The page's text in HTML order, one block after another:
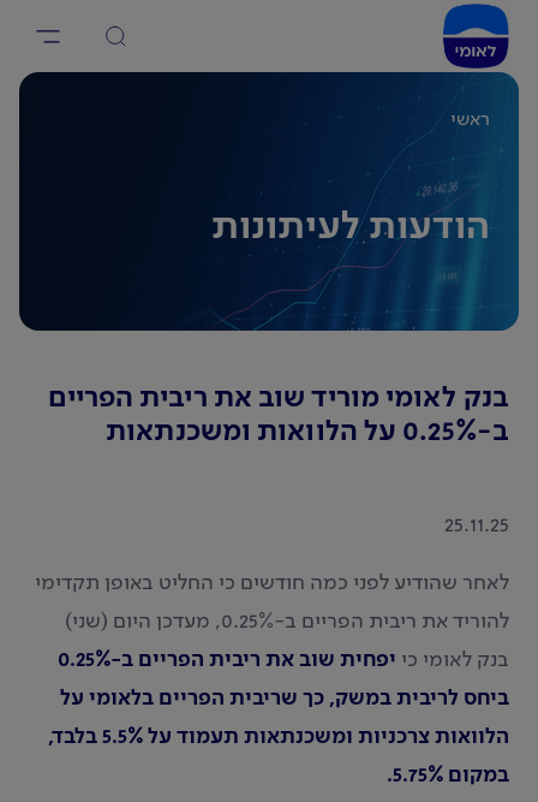
ראשי
הודעות לעיתונות
בנק לאומי מוריד שוב את ריבית הפריים
ב-0.25% על הלוואות ומשכנתאות
25.11.25
לאחר שהודיע לפני כמה חודשים כי החליט באופן תקדימי
להוריד את ריבית הפריים ב-0.25%, מעדכן היום (שני)
בנק לאומי כי
יפחית שוב את ריבית הפריים ב-0.25%
ביחס לריבית במשק, כך שריבית הפריים בלאומי על
הלוואות צרכניות ומשכנתאות תעמוד על 5.5% בלבד,
במקום 5.75%.